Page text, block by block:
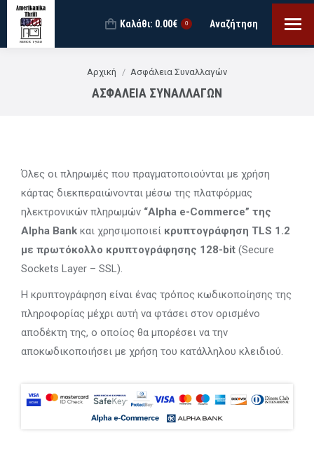
Καλάθι: 0.00€ 0 Search:
Αναζήτηση
You are here:
Αρχική Ασφάλεια Συναλλαγών
ΑΣΦΆΛΕΙΑ ΣΥΝΑΛΛΑΓΏΝ
Όλες οι πληρωμές που πραγματοποιούνται με χρήση
κάρτας διεκπεραιώνονται μέσω της πλατφόρμας
ηλεκτρονικών πληρωμών “Alpha e-Commerce” της
Alpha Bank και χρησιμοποιεί κρυπτογράφηση TLS 1.2
με πρωτόκολλο κρυπτογράφησης 128-bit (Secure
Sockets Layer – SSL).
Η κρυπτογράφηση είναι ένας τρόπος κωδικοποίησης της
πληροφορίας μέχρι αυτή να φτάσει στον ορισμένο
αποδέκτη της, ο οποίος θα μπορέσει να την
αποκωδικοποιήσει με χρήση του κατάλληλου κλειδιού.